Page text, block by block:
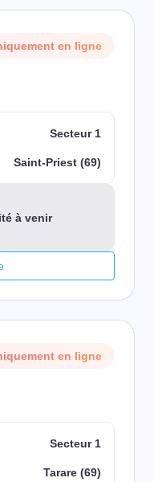
en ligne
Secteur 1
Saint-Priest (69)
à venir
en ligne
Secteur 1
Tarare (69)